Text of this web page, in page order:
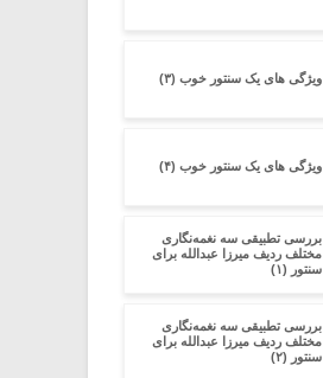
ویژگی های یک سنتور خوب (۳)
ویژگی های یک سنتور خوب (۴)
بررسی تطبیقی سه نغمه‌نگاری
مختلف ردیف میرزا عبدالله برای
سنتور (۱)
بررسی تطبیقی سه نغمه‌نگاری
مختلف ردیف میرزا عبدالله برای
سنتور (۲)